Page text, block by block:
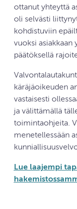
ottanut yhteyttä
oli selvästi
kohdistuviin
vuoksi asiakkaan
päätöksellä
käräjäoikeuden
vastaisesti
ja välittämällä
toimintaohjeita.
menetellessään
Lue laajempi